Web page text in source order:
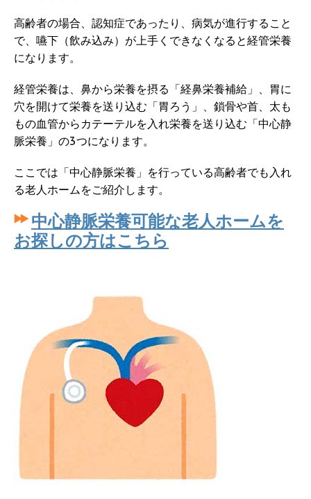
高齢者の場合、認知症であったり、病気が進行すること
で、嚥下（飲み込み）が上手くできなくなると経管栄養
になります。
経管栄養は、鼻から栄養を摂る「経鼻栄養補給」、胃に
穴を開けて栄養を送り込む「胃ろう」、鎖骨や首、太も
もの血管からカテーテルを入れ栄養を送り込む「中心静
脈栄養」の3つになります。
ここでは「中心静脈栄養」を行っている高齢者でも入れ
る老人ホームをご紹介します。
中心静脈栄養可能な老人ホームを
お探しの方はこちら